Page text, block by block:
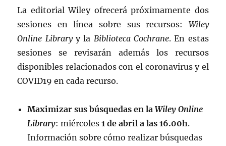
La editorial Wiley ofrecerá próximamente dos
sesiones en línea sobre sus recursos: Wiley
Online Libraryy la Biblioteca Cochrane. En estas
sesiones se revisarán además los recursos
disponibles relacionados con el coronavirus y el
COVID19 en cada recurso.
Maximizar sus búsquedas en laWiley Online
Library: miércoles1 de abril a las 16.00h.
Información sobre cómo realizar búsquedas